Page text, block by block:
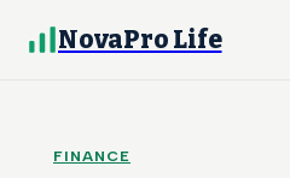
NovaPro Life
FINANCE